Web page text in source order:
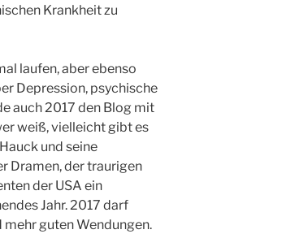
Krankheit zu
laufen, aber ebenso
Depression, psychische
auch 2017 den Blog mit
weiß, vielleicht gibt es
und seine
Dramen, der traurigen
der USA ein
Jahr. 2017 darf
guten Wendungen.